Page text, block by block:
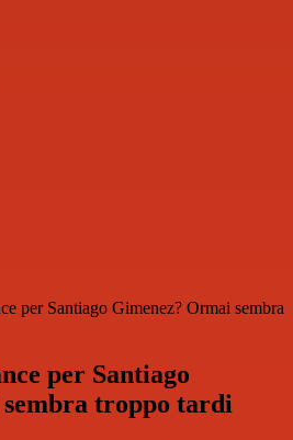
per Santiago Gimenez? Ormai sembra
per Santiago
troppo tardi